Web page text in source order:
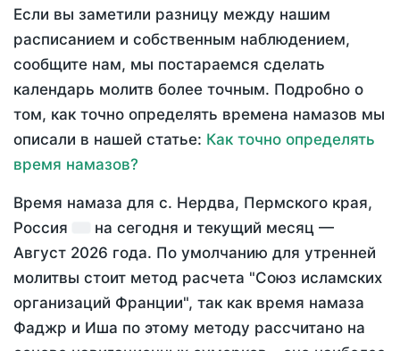
Если вы заметили разницу между нашим
расписанием и собственным наблюдением,
сообщите нам, мы постараемся сделать
календарь молитв более точным. Подробно о
том, как точно определять времена намазов мы
описали в нашей статье: Как точно определять
время намазов?
Время намаза для с. Нердва, Пермского края,
Россия
на сегодня и текущий месяц —
Август 2026 года. По умолчанию для утренней
молитвы стоит метод расчета "Союз исламских
организаций Франции", так как время намаза
Фаджр и Иша по этому методу рассчитано на